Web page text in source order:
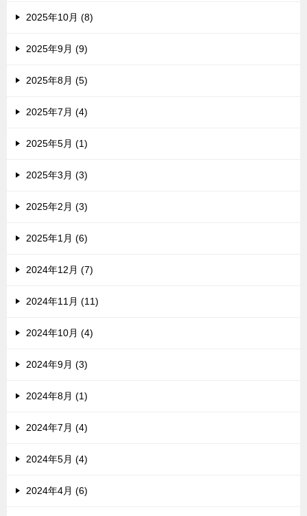
2025年10月 (8)
2025年9月 (9)
2025年8月 (5)
2025年7月 (4)
2025年5月 (1)
2025年3月 (3)
2025年2月 (3)
2025年1月 (6)
2024年12月 (7)
2024年11月 (11)
2024年10月 (4)
2024年9月 (3)
2024年8月 (1)
2024年7月 (4)
2024年5月 (4)
2024年4月 (6)